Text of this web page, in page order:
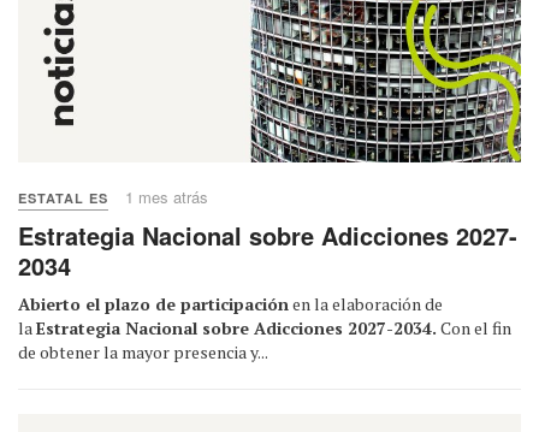
ESTATAL ES 1 mes atrás
Estrategia Nacional sobre Adicciones 2027-
2034
Abierto el plazo de participaciónen la elaboración de
laEstrategia Nacional sobre Adicciones 2027-2034. Con el fin
de obtener la mayor presencia y...